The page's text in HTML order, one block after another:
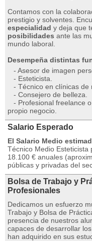
Contamos con la
prestigio y solventes.
especialidad y deja que
posibilidades ante las
mundo laboral.
Desempeña distintas
- Asesor de imagen
- Esteticista.
- Técnico en clínicas de
- Consejero de belleza.
- Profesional freelance
propio negocio.
Salario Esperado
El Salario Medio
Técnico Medio
18.100 € anuales
públicas y privadas del
Bolsa de Trabajo y
Profesionales
Dedicamos un esfuerzo
Trabajo y Bolsa de
presencia de nuestros
capaces de desarrollar
han adquirido en sus